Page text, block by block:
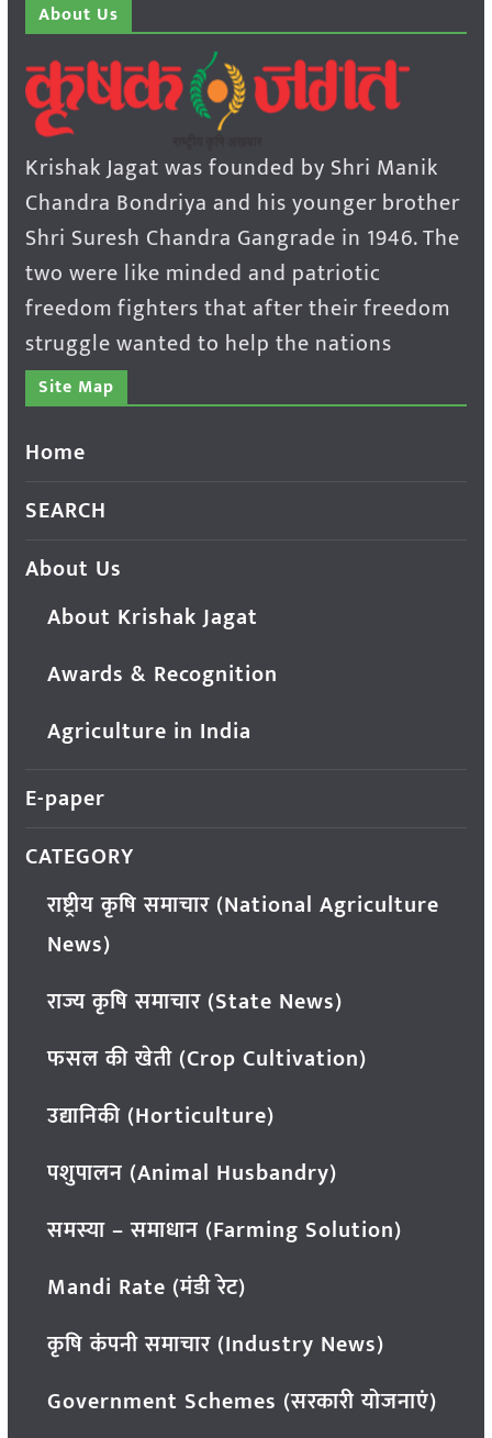
About Us
Krishak Jagat was founded by Shri Manik
Chandra Bondriya and his younger brother
Shri Suresh Chandra Gangrade in 1946. The
two were like minded and patriotic
freedom fighters that after their freedom
struggle wanted to help the nations
Site Map
Home
SEARCH
About Us
About Krishak Jagat
Awards & Recognition
Agriculture in India
E-paper
CATEGORY
राष्ट्रीय कृषि समाचार (National Agriculture
News)
राज्य कृषि समाचार (State News)
फसल की खेती (Crop Cultivation)
उद्यानिकी (Horticulture)
पशुपालन (Animal Husbandry)
समस्या – समाधान (Farming Solution)
Mandi Rate (मंडी रेट)
कृषि कंपनी समाचार (Industry News)
Government Schemes (सरकारी योजनाएं)